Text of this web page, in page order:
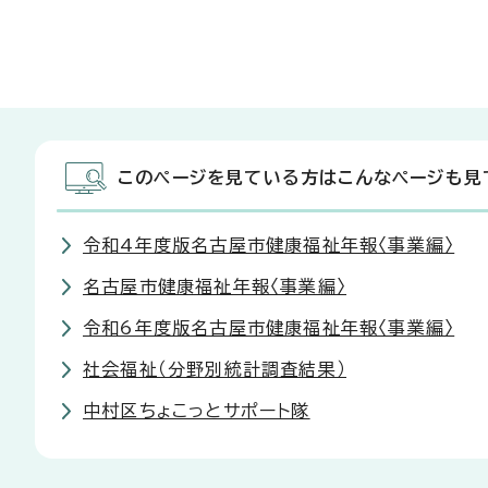
このページを見ている方はこんなページも見
令和4年度版名古屋市健康福祉年報〈事業編〉
名古屋市健康福祉年報〈事業編〉
令和6年度版名古屋市健康福祉年報〈事業編〉
社会福祉（分野別統計調査結果）
中村区ちょこっとサポート隊